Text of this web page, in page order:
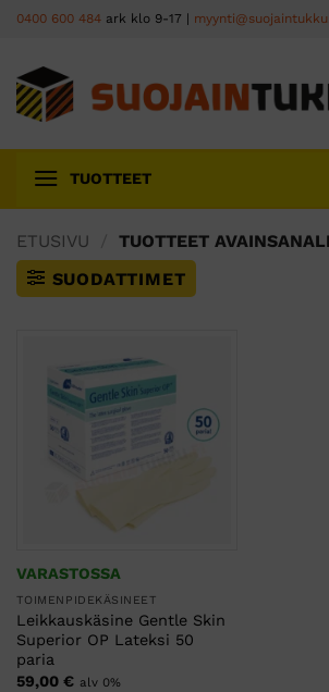
Skip
content
0400 600 484 ark klo 9-17 |
TUOTTEET
ETUSIVU
TUOTTEET
SUODATTIMET
VARASTOSSA
TOIMENPIDEKÄSINEET
Leikkauskäsine Gentle Skin
Superior OP Lateksi 50
paria
59,00 € alv 0%